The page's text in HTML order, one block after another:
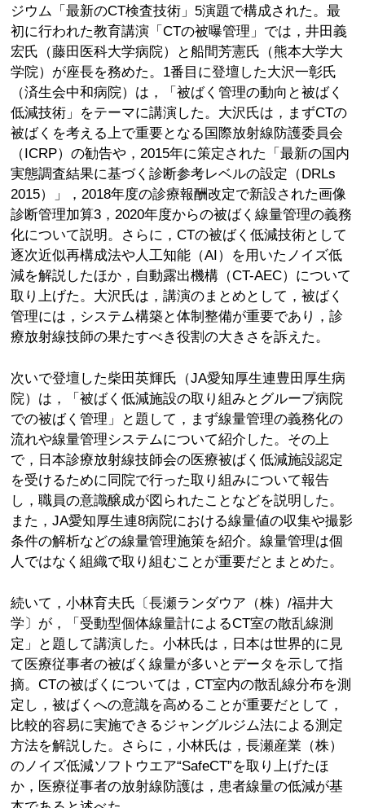
ジウム「最新のCT検査技術」5演題で構成された。最
初に行われた教育講演「CTの被曝管理」では，井田義
宏氏（藤田医科大学病院）と船間芳憲氏（熊本大学大
学院）が座長を務めた。1番目に登壇した大沢一彰氏
（済生会中和病院）は，「被ばく管理の動向と被ばく
低減技術」をテーマに講演した。大沢氏は，まずCTの
被ばくを考える上で重要となる国際放射線防護委員会
（ICRP）の勧告や，2015年に策定された「最新の国内
実態調査結果に基づく診断参考レベルの設定（DRLs
2015）」，2018年度の診療報酬改定で新設された画像
診断管理加算3，2020年度からの被ばく線量管理の義務
化について説明。さらに，CTの被ばく低減技術として
逐次近似再構成法や人工知能（AI）を用いたノイズ低
減を解説したほか，自動露出機構（CT-AEC）について
取り上げた。大沢氏は，講演のまとめとして，被ばく
管理には，システム構築と体制整備が重要であり，診
療放射線技師の果たすべき役割の大きさを訴えた。
次いで登壇した柴田英輝氏（JA愛知厚生連豊田厚生病
院）は，「被ばく低減施設の取り組みとグループ病院
での被ばく管理」と題して，まず線量管理の義務化の
流れや線量管理システムについて紹介した。その上
で，日本診療放射線技師会の医療被ばく低減施設認定
を受けるために同院で行った取り組みについて報告
し，職員の意識醸成が図られたことなどを説明した。
また，JA愛知厚生連8病院における線量値の収集や撮影
条件の解析などの線量管理施策を紹介。線量管理は個
人ではなく組織で取り組むことが重要だとまとめた。
続いて，小林育夫氏〔長瀬ランダウア（株）/福井大
学〕が，「受動型個体線量計によるCT室の散乱線測
定」と題して講演した。小林氏は，日本は世界的に見
て医療従事者の被ばく線量が多いとデータを示して指
摘。CTの被ばくについては，CT室内の散乱線分布を測
定し，被ばくへの意識を高めることが重要だとして，
比較的容易に実施できるジャングルジム法による測定
方法を解説した。さらに，小林氏は，長瀬産業（株）
のノイズ低減ソフトウエア“SafeCT”を取り上げたほ
か，医療従事者の放射線防護は，患者線量の低減が基